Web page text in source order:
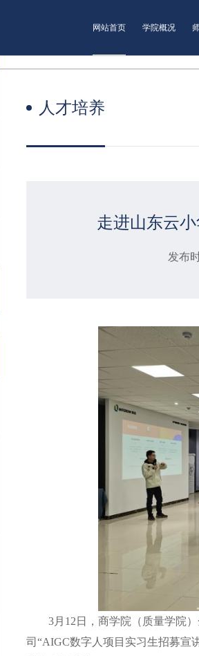
网站首页 学院概况
人才培养
走进山东云
发布
3月12日，商学院（质量学院）
司“AIGC数字人项目实习生招募宣